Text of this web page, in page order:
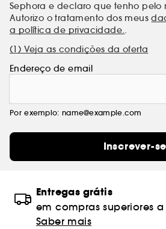
Sephora e declaro que tenho pelo
Autorizo o tratamento dos meus
a política de privacidade..
(1) Veja as condições da oferta
Endereço de email
Por exemplo: name@example.com
Inscrever-se
Entregas grátis
em compras superiores a
Saber mais